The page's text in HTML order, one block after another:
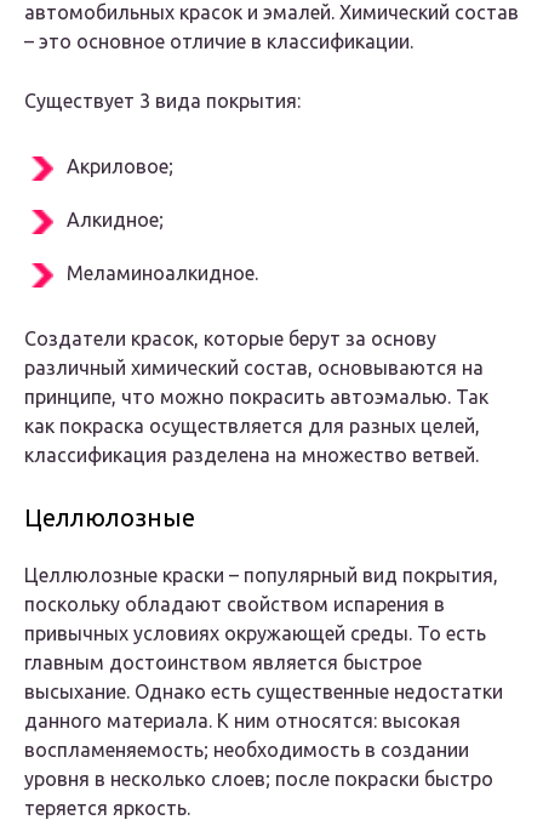
автомобильных красок и эмалей. Химический состав
– это основное отличие в классификации.
Существует 3 вида покрытия:
Акриловое;
Алкидное;
Меламиноалкидное.
Создатели красок, которые берут за основу
различный химический состав, основываются на
принципе, что можно покрасить автоэмалью. Так
как покраска осуществляется для разных целей,
классификация разделена на множество ветвей.
Целлюлозные
Целлюлозные краски – популярный вид покрытия,
поскольку обладают свойством испарения в
привычных условиях окружающей среды. То есть
главным достоинством является быстрое
высыхание. Однако есть существенные недостатки
данного материала. К ним относятся: высокая
воспламеняемость; необходимость в создании
уровня в несколько слоев; после покраски быстро
теряется яркость.